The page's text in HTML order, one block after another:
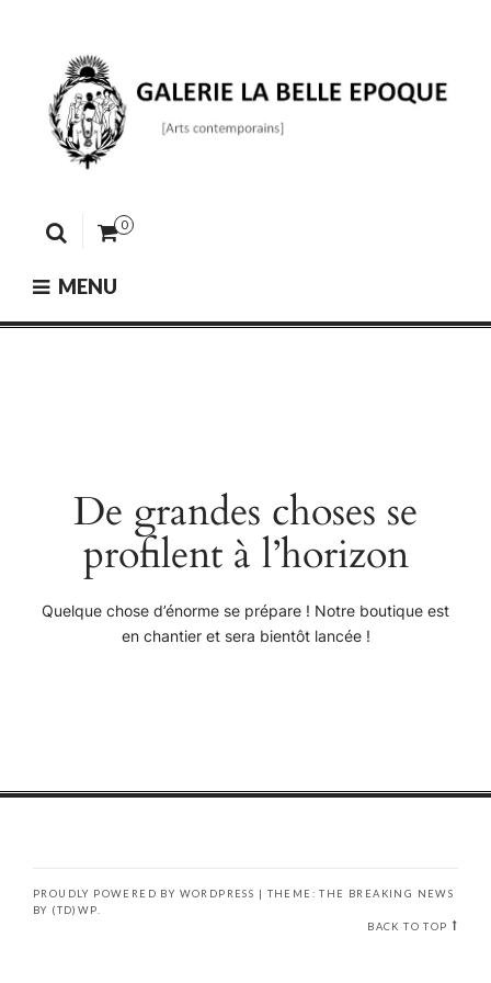
0
MENU
De grandes choses se
profilent à l’horizon
Quelque chose d’énorme se prépare ! Notre boutique est
en chantier et sera bientôt lancée !
PROUDLY POWERED BY WORDPRESS | THEME: THE BREAKING NEWS
BY (TD)WP.
BACK TO TOP